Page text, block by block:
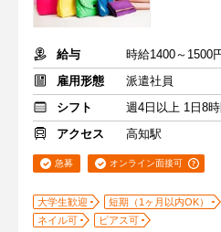
給与
時給1400～1500
雇用形態
派遣社員
シフト
週4日以上 1日8
アクセス
高知駅
急募 オンライン面接可
大学生歓迎 短期（1ヶ月以内OK）
ネイル可
ピアス可